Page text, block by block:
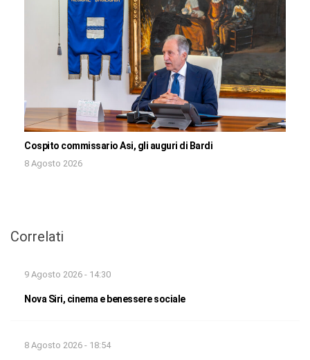
Cospito commissario Asi, gli auguri di Bardi
8 Agosto 2026
Correlati
9 Agosto 2026 - 14:30
Nova Siri, cinema e benessere sociale
8 Agosto 2026 - 18:54